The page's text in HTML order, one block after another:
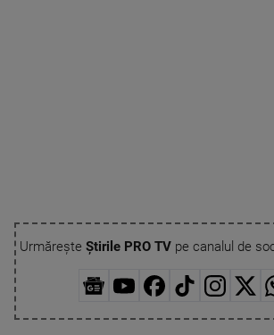
Urmărește Știrile PRO TVpe canalul de